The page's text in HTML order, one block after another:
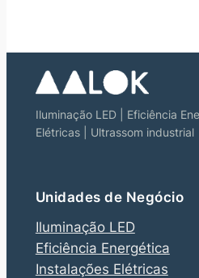
Iluminação LED | Eficiência
Elétricas | Ultrassom industrial
Unidades de Negócio
Iluminação LED
Eficiência Energética
Instalações Elétricas